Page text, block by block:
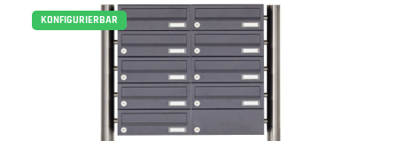
KONFIGURIERBAR